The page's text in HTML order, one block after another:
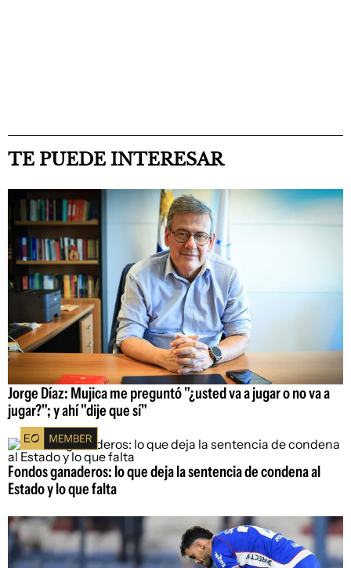
TE PUEDE INTERESAR
Jorge Díaz: Mujica me preguntó "¿usted va a jugar o no va a
jugar?"; y ahí "dije que sí"
Fondos ganaderos: lo que deja la sentencia de condena al
Estado y lo que falta